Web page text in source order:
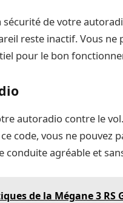
sécurité de votre
reste inactif. Vous
pour le bon
autoradio contre le
code, vous ne pouvez
conduite agréable et
de la Mégane 3